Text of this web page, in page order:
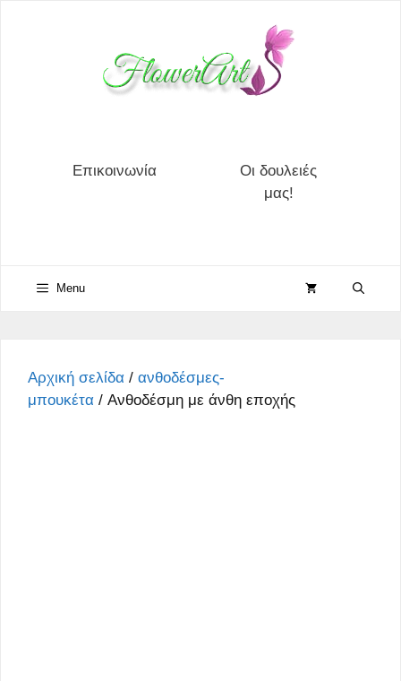
Επικοινωνία
Οι δουλειές
μας!
Menu
Αρχική σελίδα / ανθοδέσμες-
μπουκέτα / Ανθοδέσμη με άνθη εποχής